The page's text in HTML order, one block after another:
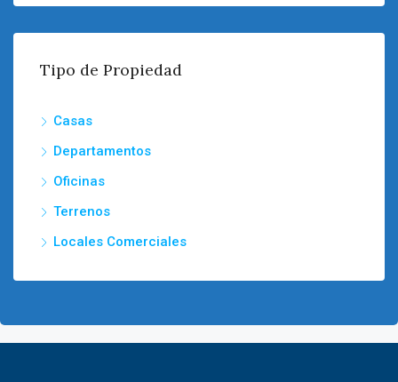
Tipo de Propiedad
Casas
Departamentos
Oficinas
Terrenos
Locales Comerciales